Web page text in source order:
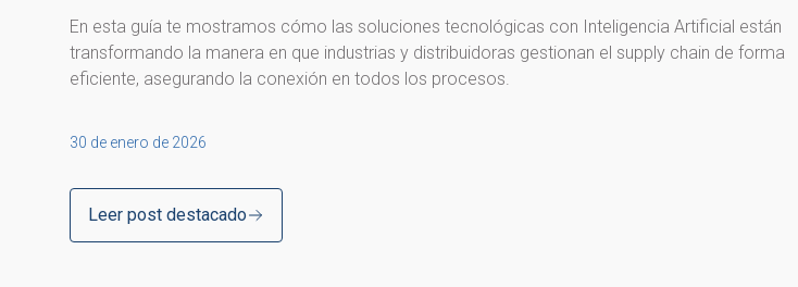
En esta guía te mostramos cómo las soluciones tecnológicas con Inteligencia Artificial están
transformando la manera en que industrias y distribuidoras gestionan el supply chain de forma
eficiente, asegurando la conexión en todos los procesos.
30 de enero de 2026
Leer post destacado